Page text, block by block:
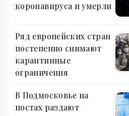
коронавируса и умерли
Ряд европейских стран
постепенно снимают
карантинные
ограничения
В Подмосковье на
постах раздают